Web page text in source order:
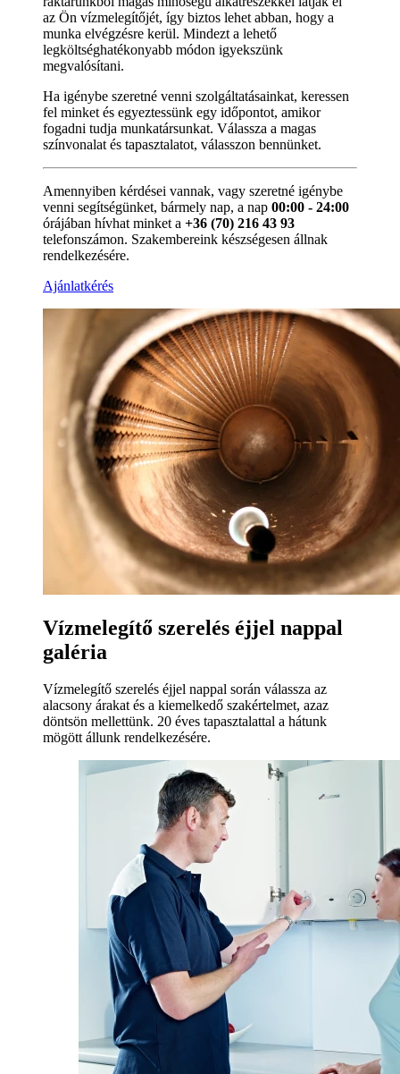
az Ön vízmelegítőjét, így biztos lehet abban, hogy a
munka elvégzésre kerül. Mindezt a lehető
legköltséghatékonyabb módon igyekszünk
megvalósítani.
Ha igénybe szeretné venni szolgáltatásainkat, keressen
fel minket és egyeztessünk egy időpontot, amikor
fogadni tudja munkatársunkat. Válassza a magas
színvonalat és tapasztalatot, válasszon bennünket.
Amennyiben kérdései vannak, vagy szeretné igénybe
venni segítségünket, bármely nap, a nap 00:00 - 24:00
órájában hívhat minket a +36 (70) 216 43 93
telefonszámon. Szakembereink készségesen állnak
rendelkezésére.
Ajánlatkérés
Vízmelegítő szerelés éjjel nappal
galéria
Vízmelegítő szerelés éjjel nappal során válassza az
alacsony árakat és a kiemelkedő szakértelmet, azaz
döntsön mellettünk. 20 éves tapasztalattal a hátunk
mögött állunk rendelkezésére.